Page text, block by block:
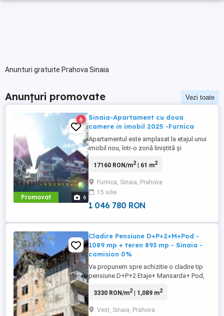
Anunturi gratuite Prahova Sinaia
Anunțuri promovate Vezi toate
Promovat 6
6
Sinaia-Apartament cu doua
camere in imobil 2025 -Furnica
Apartamentul este amplasat la etajul unui
imobil nou, într-o zonă liniștită și
principalele puncte de interes din Sinaia,
precum Castelul Peleș , Mănăstirea Sinaia.
Suprafete utile: living cu bucatarie
deschisa ...
17160 RON/m2| 61 m2
Furnica, Sinaia, Prahova
15 iulie
1 046 780 RON
Cladire Pensiune D+P+2+M+Pod -
1089 mp + teren 893 mp - Sinaia -
comision 0%
Va propunem spre achizitie o cladire tip
pensiune D+P+2 Etaje+ Mansarda+ Pod,
mp, o suprafata construita de 1204,56 mp,
Sinaia. Proprietatea dispune de toate
3330 RON/m2| 1,089 m2
Vest, Sinaia, Prahova